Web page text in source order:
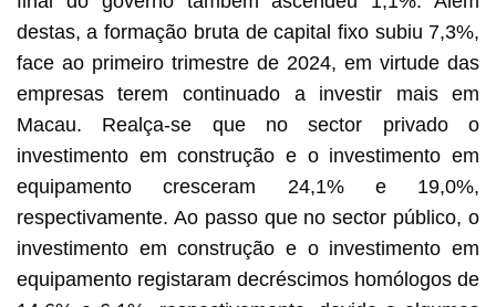
destas, a formação bruta de capital fixo subiu 7,3%,
face ao primeiro trimestre de 2024, em virtude das
empresas terem continuado a investir mais em
Macau. Realça-se que no sector privado o
investimento em construção e o investimento em
equipamento cresceram 24,1% e 19,0%,
respectivamente. Ao passo que no sector público, o
investimento em construção e o investimento em
equipamento registaram decréscimos homólogos de